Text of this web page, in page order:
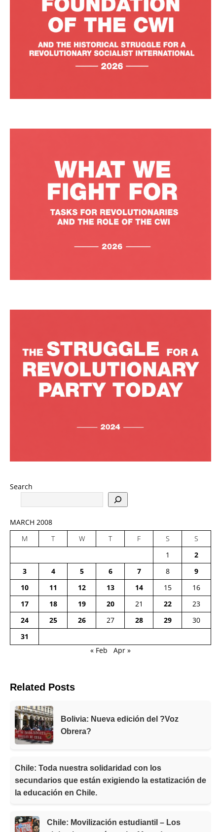
Search
MARCH 2008
M
T W T F S
S
1
2
3
4 5 6 7 8
9
10
11 12 13 14 15
16
17
18 19 20 21 22
23
24
25 26 27 28 29
30
31
« Feb
Apr »
Related Posts
Bolivia: Nueva edición del ?Voz
Obrera?
Chile: Toda nuestra solidaridad con los
secundarios que están exigiendo la estatización de
la educación en Chile.
Chile: Movilización estudiantil – Los